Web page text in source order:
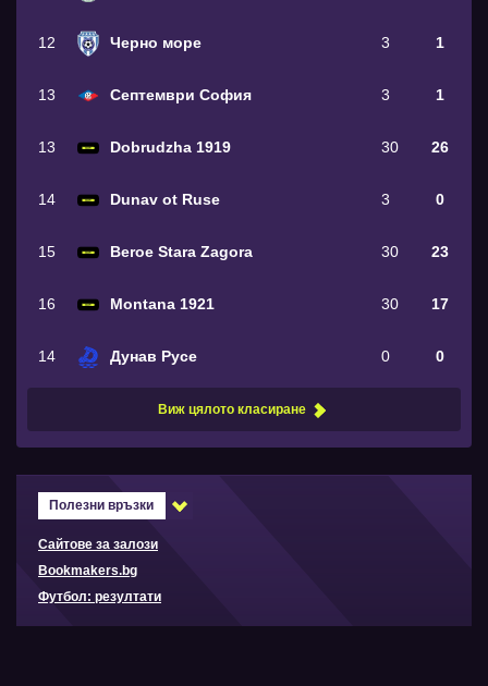
12 Черно море 3 1
13 Септември София 3 1
13 Dobrudzha 1919 30 26
14 Dunav ot Ruse 3 0
15 Beroe Stara Zagora 30 23
16 Montana 1921 30 17
14 Дунав Русе 0 0
Виж цялото класиране
Полезни връзки
Сайтове за залози
Bookmakers.bg
Футбол: резултати